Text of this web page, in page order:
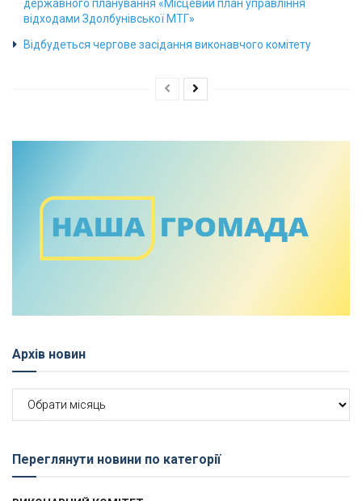
державного планування «Місцевий план управління
відходами Здолбунівської МТГ»
Відбудеться чергове засідання виконавчого комітету
Архів новин
Архів
новин
Переглянути новини по категорії